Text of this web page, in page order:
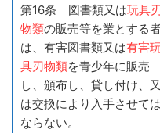
第16条 図書類又は玩具
物類の販売等を業とする
は、有害図書類又は有害
具刃物類を青少年に販売
し、頒布し、貸し付け、又
は交換により入手させては
ならない。